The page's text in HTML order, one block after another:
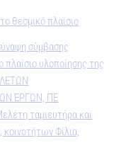
θεσμικό πλαίσιο
σύμβασης
υλοποίησης της
ΕΡΓΩΝ, ΠΕ
ταμιευτήρα και
Φίλια,